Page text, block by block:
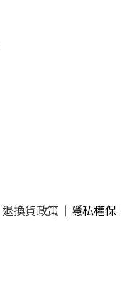
退換貨政策
隱私權保